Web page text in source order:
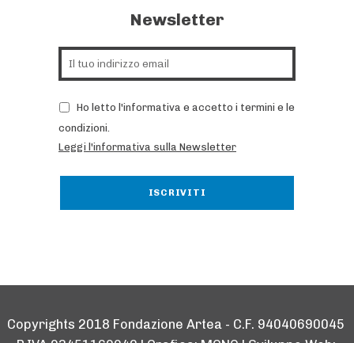
Newsletter
Ho letto l'informativa e accetto i termini e le
condizioni.
Leggi l'informativa sulla Newsletter
Copyrights 2018 Fondazione Artea - C.F. 94040690045